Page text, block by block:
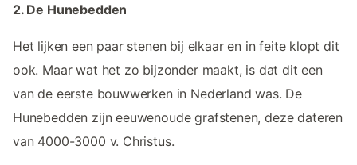
2. De Hunebedden
Het lijken een paar stenen bij elkaar en in feite klopt dit
ook. Maar wat het zo bijzonder maakt, is dat dit een
van de eerste bouwwerken in Nederland was. De
Hunebedden zijn eeuwenoude grafstenen, deze dateren
van 4000-3000 v. Christus.